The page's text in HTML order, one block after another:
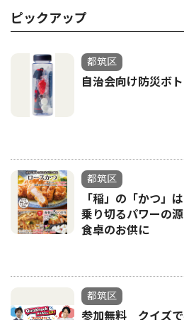
ピックアップ
都筑区
自治会向け防災ボ
都筑区
「稲」の「かつ」
乗り切るパワーの
食卓のお供に
都筑区
参加無料 クイズ